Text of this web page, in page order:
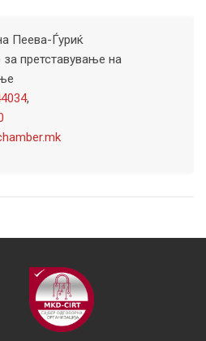
Пеева-Ѓуриќ
претставување на
,